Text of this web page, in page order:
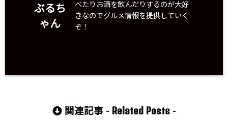
ぶるち
ゃん
べたりお酒を飲んだりするのが大好
きなのでグルメ情報を提供していく
ぞ！
関連記事 - Related Posts-